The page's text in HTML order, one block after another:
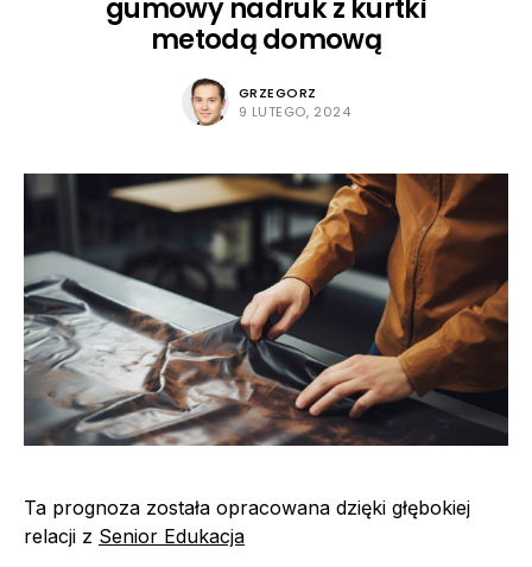
gumowy nadruk z kurtki
metodą domową
GRZEGORZ
9 LUTEGO, 2024
Ta prognoza została opracowana dzięki głębokiej
relacji z Senior Edukacja